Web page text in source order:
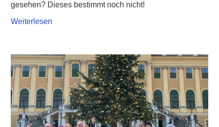
gesehen? Dieses bestimmt noch nicht!
Weiterlesen